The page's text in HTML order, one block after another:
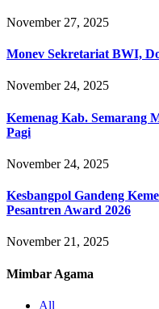
November 27, 2025
Monev Sekretariat BWI,
November 24, 2025
Kemenag Kab. Semarang
Pagi
November 24, 2025
Kesbangpol Gandeng
Pesantren Award 2026
November 21, 2025
Mimbar Agama
All